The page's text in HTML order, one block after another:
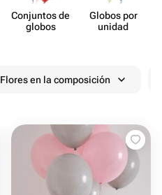
Conjuntos de
globos
Globos por
unidad
Flores en la composición